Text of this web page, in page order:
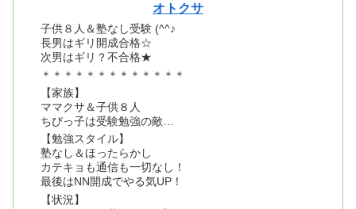
オトクサ
子供８人＆塾なし受験 (^^♪
長男はギリ開成合格☆
次男はギリ？不合格★
＊＊＊＊＊＊＊＊＊＊＊＊＊
【家族】
ママクサ＆子供８人
ちびっ子は受験勉強の敵…
【勉強スタイル】
塾なし＆ほったらかし
カテキョも通信も一切なし！
最後はNN開成でやる気UP！
【状況】